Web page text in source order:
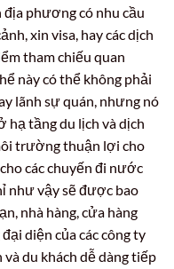
phương có nhu cầu
xin visa, hay các dịch
tham chiếu quan
này có thể không phải
lãnh sự quán, nhưng nó
hạ tầng du lịch và dịch
trường thuận lợi cho
các chuyến đi nước
như vậy sẽ được bao
nhà hàng, cửa hàng
diện của các công ty
du khách dễ dàng tiếp